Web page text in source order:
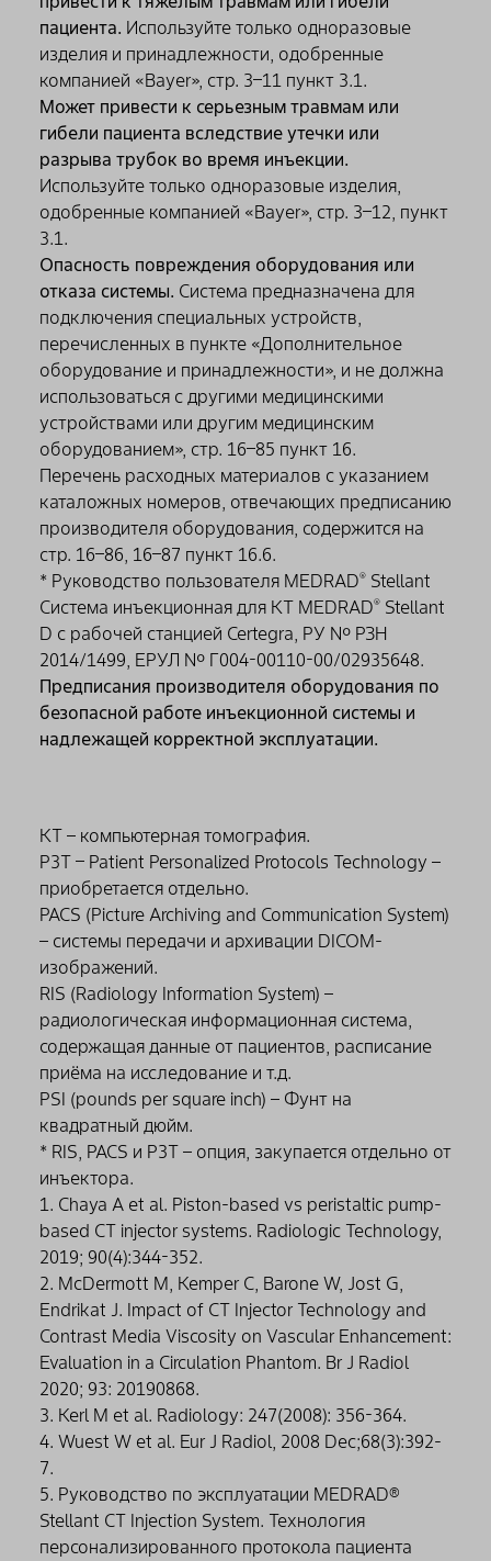
соединительная для нескольких пациентов
- 0,27 см
Внешний диаметр: Шприц - 5,18 см, Трубка
соединительная для нескольких пациентов
- 0,254 см, Линия для переливания для
нескольких пациентов - 0,40 см
пациента. Используйте только одноразовые
изделия и принадлежности, одобренные
компанией «Вауеr», стр. 3–11 пункт 3.1.
Может привести к серьезным травмам или
гибели пациента вследствие утечки или
разрыва трубок во время инъекции.
Используйте только одноразовые изделия,
одобренные компанией «Bayer», стр. 3–12, пункт
3.1.
Опасность повреждения оборудования или
отказа системы. Система предназначена для
подключения специальных устройств,
перечисленных в пункте «Дополнительное
оборудование и принадлежности», и не должна
использоваться с другими медицинскими
устройствами или другим медицинским
оборудованием», стр. 16–85 пункт 16.
Перечень расходных материалов с указанием
каталожных номеров, отвечающих предписанию
производителя оборудования, содержится на
стр. 16–86, 16–87 пункт 16.6.
* Руководство пользователя MEDRAD® Stellant
Система инъекционная для КТ MEDRAD® Stellant
D с рабочей станцией Certegra, РУ № РЗН
2014/1499, ЕРУЛ № Г004-00110-00/02935648.
Предписания производителя оборудования по
безопасной работе инъекционной системы и
надлежащей корректной эксплуатации.
КТ – компьютерная томография.
P3T – Patient Personalized Protocols Technology –
приобретается отдельно.
PACS (Picture Archiving and Communication System)
– системы передачи и архивации DICOM-
изображений.
RIS (Radiology Information System) –
радиологическая информационная система,
содержащая данные от пациентов, расписание
приёма на исследование и т.д.
PSI (pounds per square inch) – Фунт на
квадратный дюйм.
* RIS, PACS и P3T – опция, закупается отдельно от
инъектора.
1. Chaya A et al. Piston-based vs peristaltic pump-
based CT injector systems. Radiologic Technology,
2019; 90(4):344-352.
2. McDermott M, Kemper C, Barone W, Jost G,
Endrikat J. Impact of CT Injector Technology and
Contrast Media Viscosity on Vascular Enhancement:
Evaluation in a Circulation Phantom. Br J Radiol
2020; 93: 20190868.
3. Kerl M et al. Radiology: 247(2008): 356-364.
4. Wuest W et al. Eur J Radiol, 2008 Dec;68(3):392-
7.
5. Руководство по эксплуатации MEDRAD®
Stellant CT Injection System. Технология
персонализированного протокола пациента